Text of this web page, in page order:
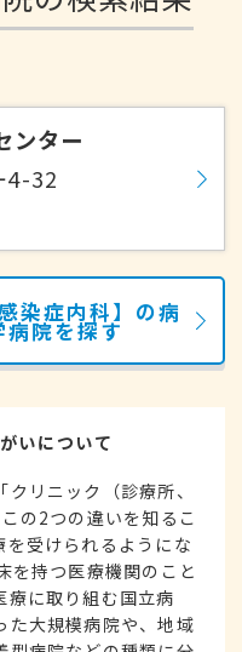
ンター
4-32
染症内科】の病
院を探す
いについて
リニック（診療所、
の2つの違いを知るこ
を受けられるようにな
を持つ医療機関のこと
療に取り組む国立病
た大規模病院や、地域